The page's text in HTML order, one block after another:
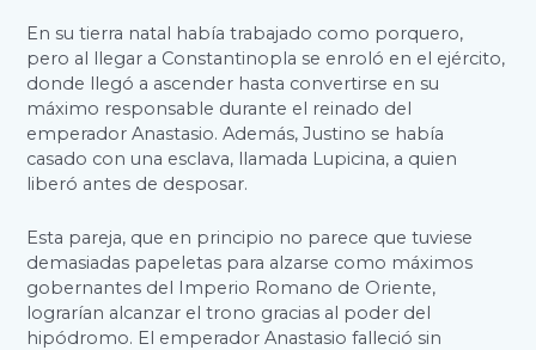
En su tierra natal había trabajado como porquero,
pero al llegar a Constantinopla se enroló en el ejército,
donde llegó a ascender hasta convertirse en su
máximo responsable durante el reinado del
emperador Anastasio. Además, Justino se había
casado con una esclava, llamada Lupicina, a quien
liberó antes de desposar.
Esta pareja, que en principio no parece que tuviese
demasiadas papeletas para alzarse como máximos
gobernantes del Imperio Romano de Oriente,
lograrían alcanzar el trono gracias al poder del
hipódromo. El emperador Anastasio falleció sin